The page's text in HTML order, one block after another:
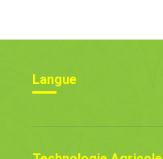
Langue